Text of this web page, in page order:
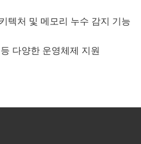
텍처 및 메모리 누수 감지 기능
다양한 운영체제 지원